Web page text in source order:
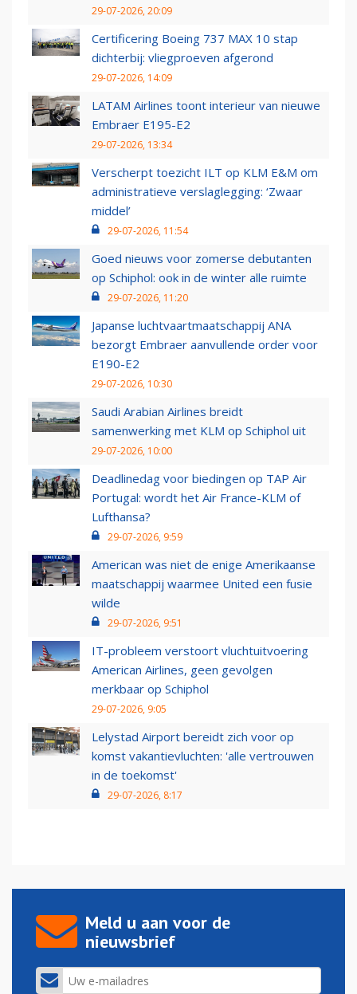
29-07-2026, 20:09
Certificering Boeing 737 MAX 10 stap
dichterbij: vliegproeven afgerond
29-07-2026, 14:09
LATAM Airlines toont interieur van nieuwe
Embraer E195-E2
29-07-2026, 13:34
Verscherpt toezicht ILT op KLM E&M om
administratieve verslaglegging: ‘Zwaar
middel’
29-07-2026, 11:54
Goed nieuws voor zomerse debutanten
op Schiphol: ook in de winter alle ruimte
29-07-2026, 11:20
Japanse luchtvaartmaatschappij ANA
bezorgt Embraer aanvullende order voor
E190-E2
29-07-2026, 10:30
Saudi Arabian Airlines breidt
samenwerking met KLM op Schiphol uit
29-07-2026, 10:00
Deadlinedag voor biedingen op TAP Air
Portugal: wordt het Air France-KLM of
Lufthansa?
29-07-2026, 9:59
American was niet de enige Amerikaanse
maatschappij waarmee United een fusie
wilde
29-07-2026, 9:51
IT-probleem verstoort vluchtuitvoering
American Airlines, geen gevolgen
merkbaar op Schiphol
29-07-2026, 9:05
Lelystad Airport bereidt zich voor op
komst vakantievluchten: 'alle vertrouwen
in de toekomst'
29-07-2026, 8:17
Meld u aan voor de
nieuwsbrief